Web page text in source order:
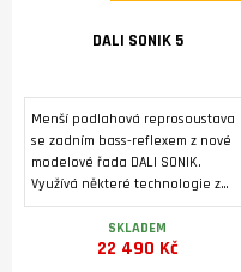
DALI SONIK 5
Menší podlahová reprosoustava
se zadním bass-reflexem z nové
modelové řada DALI SONIK.
Využívá některé technologie z
vyšších modelovových řad značky
DALI. Masivní ozvučnice s
výztuhami a masivními nožkami je
SKLADEM
22 490 Kč